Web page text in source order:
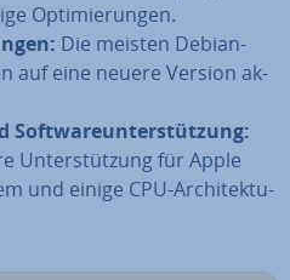
Op­ti­mie­run­gen.
Die meisten Debian-
auf eine neuere Version ak­
Soft­ware­un­ter­stüt­zung:
Un­ter­stüt­zung für Apple
und einige CPU-Ar­chi­tek­tu­